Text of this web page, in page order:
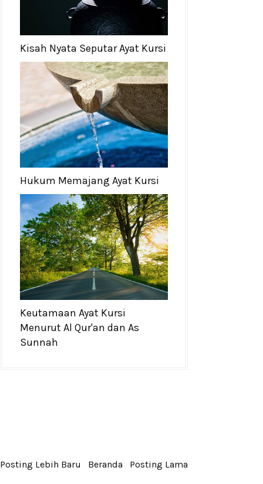
Kisah Nyata Seputar Ayat Kursi
Hukum Memajang Ayat Kursi
Keutamaan Ayat Kursi
Menurut Al Qur'an dan As
Sunnah
Posting Lebih Baru Beranda Posting Lama